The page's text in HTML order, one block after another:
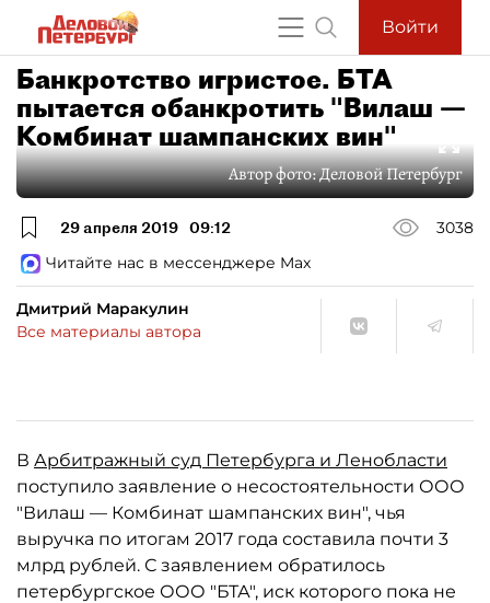
Войти
Банкротство игристое. БТА
пытается обанкротить "Вилаш —
Комбинат шампанских вин"
Автор фото:Деловой Петербург
29 апреля 2019 09:12
3038
Читайте нас в мессенджере Max
Дмитрий Маракулин
Все материалы автора
В Арбитражный суд Петербурга и Ленобласти
поступило заявление о несостоятельности ООО
"Вилаш — Комбинат шампанских вин", чья
выручка по итогам 2017 года составила почти 3
млрд рублей. С заявлением обратилось
петербургское ООО "БТА", иск которого пока не